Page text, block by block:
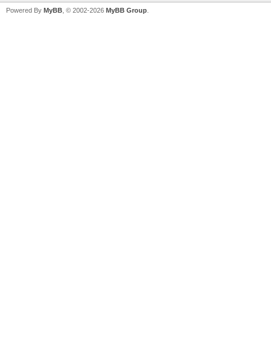
Powered By MyBB , © 2002-2026 MyBB Group